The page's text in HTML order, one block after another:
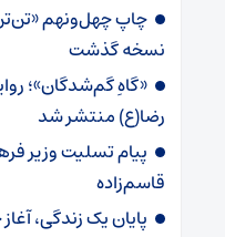
نسخه گذشت
«گاهِ گم‌شدگان»؛
رضا(ع) منتشر شد
پیام تسلیت وزیر
قاسم‌زاده
پایان یک زندگی،